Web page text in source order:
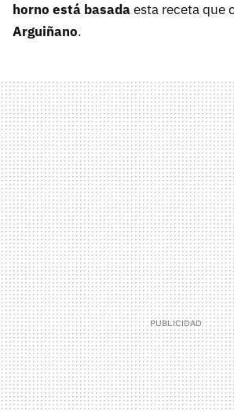
horno está basadaesta receta que
Arguiñano.